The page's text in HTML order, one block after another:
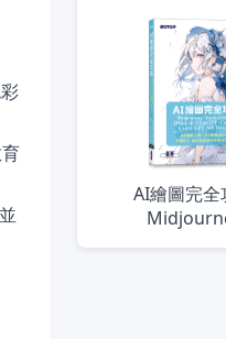
AI繪圖完全
Leonardo.Ai、